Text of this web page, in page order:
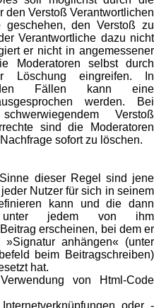
den Verstoß Verantwortlichen
geschehen, den Verstoß zu
Verantwortliche dazu nicht
er nicht in angemessener
Moderatoren selbst durch
Löschung eingreifen. In
Fällen kann eine
werden. Bei
Verstoß
sind die Moderatoren
sofort zu löschen.
dieser Regel sind jene
Nutzer für sich in seinem
kann und die dann
unter jedem von ihm
erscheinen, bei dem er
»Signatur anhängen« (unter
beim Beitragschreiben)
hat.
von Html-Code